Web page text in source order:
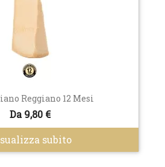
Reggiano 12 Mesi
Da 9,80 €
subito